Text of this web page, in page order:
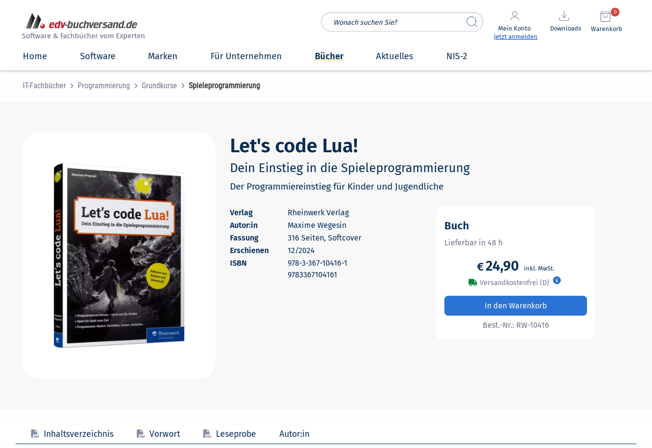
Software & Fachbücher vom Experten
Mein Konto
Jetzt anmelden
Downloads Warenkorb
0
Home Software Marken Für Unternehmen Bücher Aktuelles NIS-2
IT-Fachbücher Programmierung Grundkurse Spieleprogrammierung
Let's code Lua!
Dein Einstieg in die Spieleprogrammierung
Der Programmiereinstieg für Kinder und Jugendliche
Rheinwerk Verlag
Autor:in
Maxime Wegesin
316 Seiten, Softcover
Erschienen
12/2024
978-3-367-10416-1
9783367104161
Buch
Lieferbar in 48 h
€24,90
Versandkostenfrei (D)
In den Warenkorb
Best.-Nr.: RW-10416
Inhaltsverzeichnis Vorwort Leseprobe Autor:in